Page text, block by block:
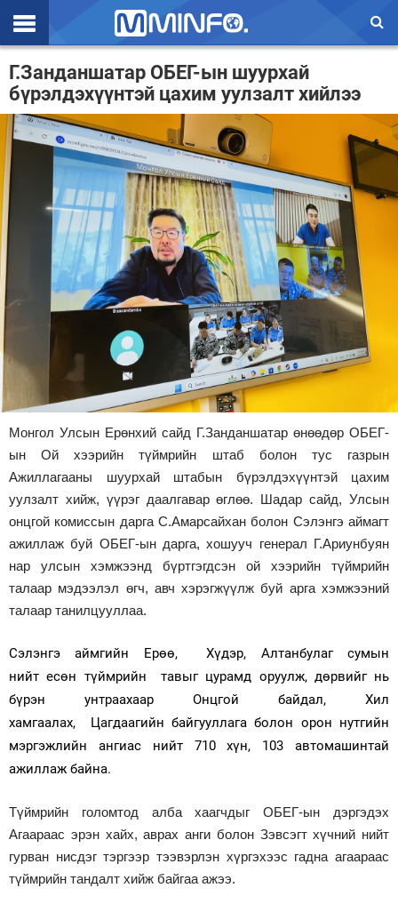
Эхлэл
Цаг агаар
Валют ханш
Улс төр
Эдийн засаг
Үзэл бодол
Дэлхий
Зурхай
Г.Занданшатар ОБЕГ-ын шуурхай
бүрэлдэхүүнтэй цахим уулзалт хийлээ
Монгол Улсын Ерөнхий сайд Г.Занданшатар өнөөдөр ОБЕГ-
ын Ой хээрийн түймрийн штаб болон тус газрын
Ажиллагааны шуурхай штабын бүрэлдэхүүнтэй цахим
уулзалт хийж, үүрэг даалгавар өглөө. Шадар сайд, Улсын
онцгой комиссын дарга С.Амарсайхан болон Сэлэнгэ аймагт
ажиллаж буй ОБЕГ-ын дарга, хошууч генерал Г.Ариунбуян
нар улсын хэмжээнд бүртгэгдсэн ой хээрийн түймрийн
талаар мэдээлэл өгч, авч хэрэгжүүлж буй арга хэмжээний
талаар танилцууллаа.
Сэлэнгэ аймгийн Ерөө,
Хүдэр, Алтанбулаг сумын
нийт есөн түймрийн
тавыг цурамд оруулж, дөрвийг нь
бүрэн унтраахаар Онцгой байдал, Хил
хамгаалах,
Цагдаагийн байгууллага болон орон нутгийн
мэргэжлийн ангиас нийт 710 хүн, 103 автомашинтай
ажиллаж байна.
Түймрийн голомтод алба хаагчдыг ОБЕГ-ын дэргэдэх
Агаараас эрэн хайх, аврах анги болон Зэвсэгт хүчний нийт
гурван нисдэг тэргээр тээвэрлэн хүргэхээс гадна агаараас
түймрийн тандалт хийж байгаа ажээ.